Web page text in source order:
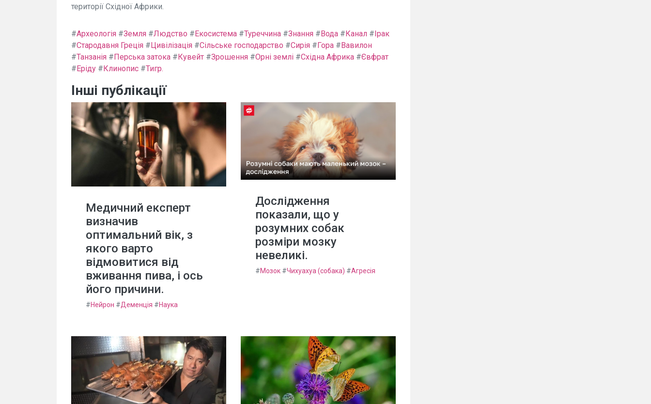
території Східної Африки.
#Археологія #Земля #Людство #Екосистема #Туреччина #Знання #Вода #Канал #Ірак
#Стародавня Греція #Цивілізація #Сільське господарство #Сирія #Гора #Вавилон
#Танзанія #Перська затока #Кувейт #Зрошення #Орні землі #Східна Африка #Євфрат
#Еріду #Клинопис #Тигр.
Інші публікації
Медичний експерт
визначив
оптимальний вік, з
якого варто
відмовитися від
вживання пива, і ось
його причини.
#Нейрон #Деменція #Наука
Дослідження
показали, що у
розумних собак
розміри мозку
невеликі.
#Мозок #Чихуахуа (собака) #Агресія